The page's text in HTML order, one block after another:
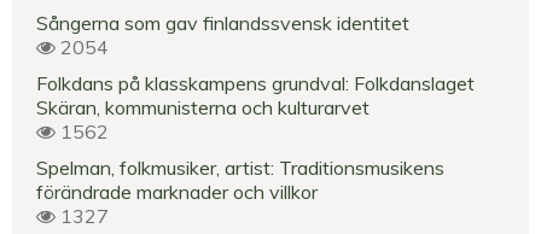
Sångerna som gav finlandssvensk identitet
2054
Folkdans på klasskampens grundval: Folkdanslaget
Skäran, kommunisterna och kulturarvet
1562
Spelman, folkmusiker, artist: Traditionsmusikens
förändrade marknader och villkor
1327